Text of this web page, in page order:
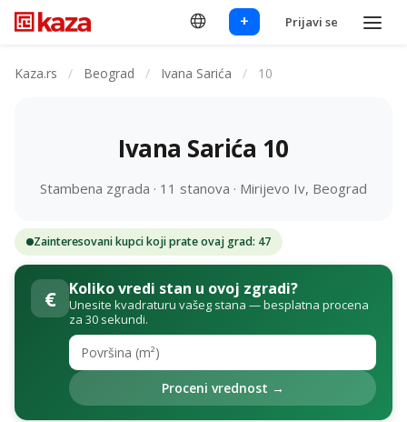
+ Prijavi se
Kaza.rs / Beograd / Ivana Sarića / 10
Ivana Sarića 10
Stambena zgrada · 11 stanova · Mirijevo Iv, Beograd
Zainteresovani kupci koji prate ovaj grad: 47
€ Koliko vredi stan u ovoj zgradi?
Unesite kvadraturu vašeg stana — besplatna procena
za 30 sekundi.
Proceni vrednost →